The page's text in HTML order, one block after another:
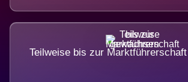
Teilweise bis zur